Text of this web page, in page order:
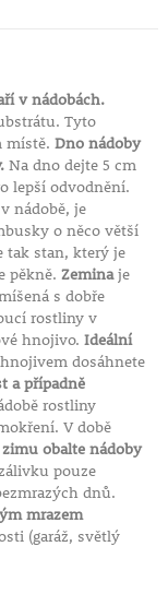
v nádobách.
Tyto
místě. Dno nádoby
Na dno dejte 5 cm
lepší odvodnění.
nádobě, je
o něco větší
tak stan, který je
pěkně. Zeminaje
s dobře
rostliny v
hnojivo. Ideální
dosáhnete
a případně
rostliny
V době
obalte nádoby
pouze
dnů.
mrazem
(garáž, světlý